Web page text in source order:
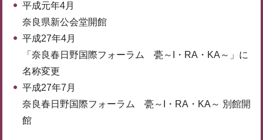
平成元年4月
奈良県新公会堂開館
平成27年4月
「奈良春日野国際フォーラム 甍～I・RA・KA～」に
名称変更
平成27年7月
奈良春日野国際フォーラム 甍～I・RA・KA～ 別館開
館